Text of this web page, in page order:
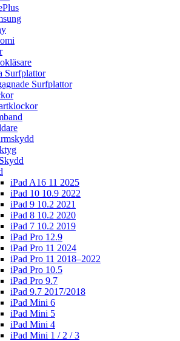
Surfplattor
Surfplattor
iPad A16 11 2025
iPad 10 10.9 2022
iPad 9 10.2 2021
iPad 8 10.2 2020
iPad 7 10.2 2019
iPad Pro 12.9
iPad Pro 11 2024
iPad Pro 11 2018–2022
iPad Pro 10.5
iPad Pro 9.7
iPad 9.7 2017/2018
iPad Mini 6
iPad Mini 5
iPad Mini 4
iPad Mini 1 / 2 / 3